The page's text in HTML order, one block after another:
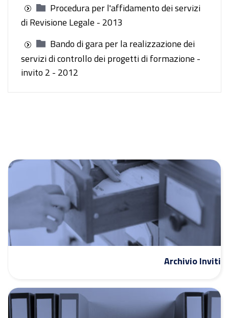
Procedura per l'affidamento dei servizi
di Revisione Legale - 2013
Bando di gara per la realizzazione dei
servizi di controllo dei progetti di formazione -
invito 2 - 2012
Archivio Inviti